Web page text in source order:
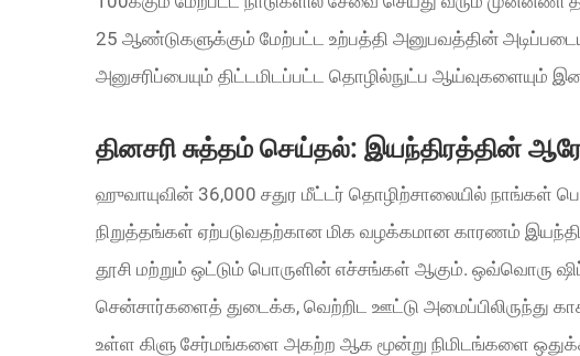
25 ஆண்டுகளுக்கும் மேற்பட்ட உற்பத்தி அனுபவத்தின்
அனுசரிப்பையும் திட்டமிடப்பட்ட தொழில்நுட்ப ஆய்வுகளையும்
தினசரி சுத்தம் செய்தல்: இயந்திரத்தின்
ஹுவாயுவின் 36,000 சதுர மீட்டர் தொழிற்சாலையில் நாங்கள்
நிறுத்தங்கள் ஏற்படுவதற்கான மிக வழக்கமான காரணம்
தூசி மற்றும் ஒட்டும் பொருளின் எச்சங்கள் ஆகும். ஒவ்வொரு
சென்சார்களைத் துடைக்க, வெற்றிட ஊட்டு அமைப்பிலிருந்து
உள்ள கிளு சேர்மங்களை அகற்ற ஆக மூன்று நிமிடங்களை